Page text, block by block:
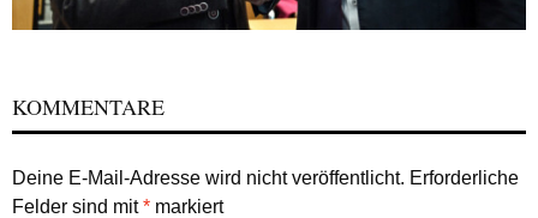
KOMMENTARE
Deine E-Mail-Adresse wird nicht veröffentlicht. Erforderliche
Felder sind mit* markiert